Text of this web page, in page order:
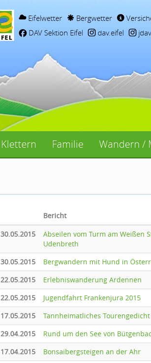
Eifelwetter Bergwetter
DAV Sektion Eifel
dav.eifel
Klettern Familie Wandern /
Bericht
30.05.2015
Abseilen vom Turm am Weißen
Udenbreth
30.05.2015 Bergwandern mit Hund in
22.05.2015
Erlebniswanderung Ardennen
22.05.2015
Jugendfahrt Frankenjura 2015
17.05.2015
Tannheimatliches Tourengedicht
29.04.2015
Rund um den See von
17.04.2015
Bonsaibergsteigen an der Ahr